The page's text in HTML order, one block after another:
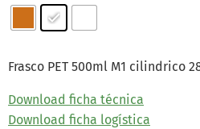
Frasco PET 500ml M1 cilindrico
Download ficha técnica
Download ficha logística